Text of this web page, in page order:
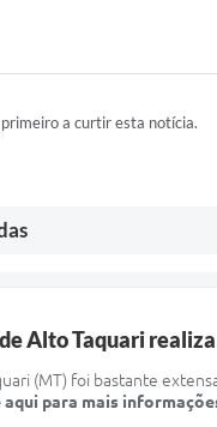
primeiro a curtir esta notícia.
Alto Taquari
(MT) foi bastante
aqui para mais